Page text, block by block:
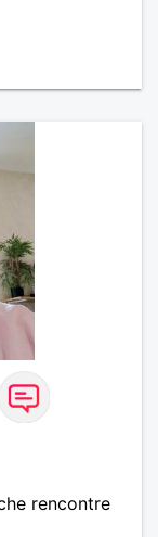
rencontre